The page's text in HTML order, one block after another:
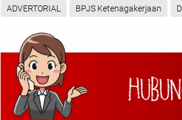
ADVERTORIAL BPJS Ketenagakerjaan